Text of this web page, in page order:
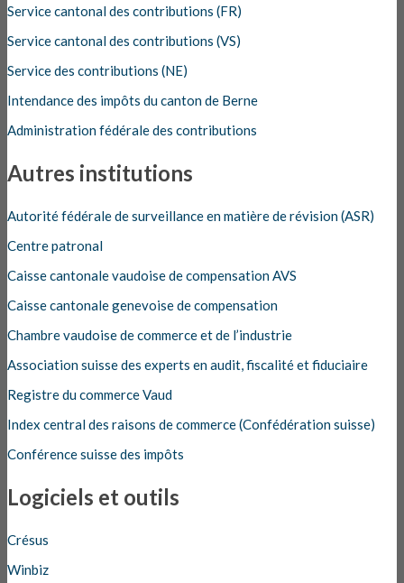
Service cantonal des contributions (FR)
Service cantonal des contributions (VS)
Service des contributions (NE)
Intendance des impôts du canton de Berne
Administration fédérale des contributions
Autres institutions
Autorité fédérale de surveillance en matière de révision (ASR)
Centre patronal
Caisse cantonale vaudoise de compensation AVS
Caisse cantonale genevoise de compensation
Chambre vaudoise de commerce et de l’industrie
Association suisse des experts en audit, fiscalité et fiduciaire
Registre du commerce Vaud
Index central des raisons de commerce (Confédération suisse)
Conférence suisse des impôts
Logiciels et outils
Crésus
Winbiz